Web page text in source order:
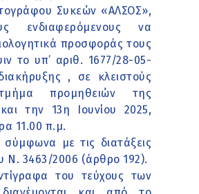
Συκεών «ΑΛΣΟΣ»,
ενδιαφερόμενους να
προσφοράς τους
το υπ’ αριθ. 1677/28-05-
, σε κλειστούς
προμηθειών της
την 13η Ιουνίου 2025,
11.00 π.μ.
με τις διατάξεις
Ν. 3463/2006 (άρθρο 192).
του τεύχους των